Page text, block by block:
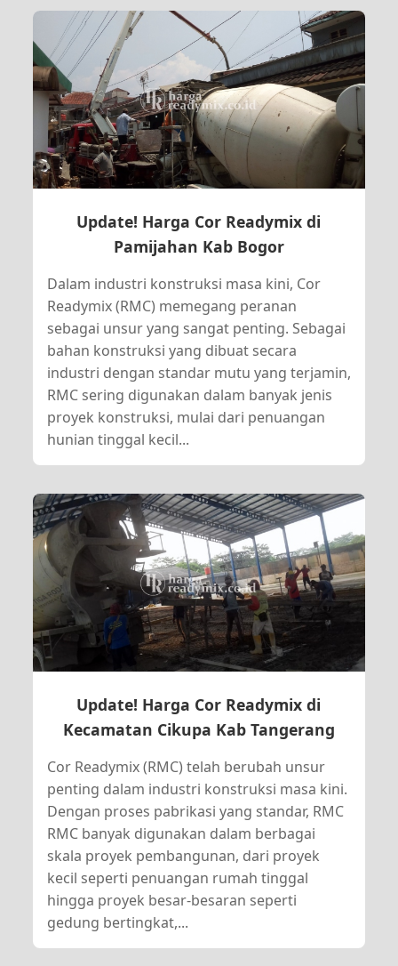
Update! Harga Cor Readymix di
Pamijahan Kab Bogor
Dalam industri konstruksi masa kini, Cor
Readymix (RMC) memegang peranan
sebagai unsur yang sangat penting. Sebagai
bahan konstruksi yang dibuat secara
industri dengan standar mutu yang terjamin,
RMC sering digunakan dalam banyak jenis
proyek konstruksi, mulai dari penuangan
hunian tinggal kecil...
Update! Harga Cor Readymix di
Kecamatan Cikupa Kab Tangerang
Cor Readymix (RMC) telah berubah unsur
penting dalam industri konstruksi masa kini.
Dengan proses pabrikasi yang standar, RMC
RMC banyak digunakan dalam berbagai
skala proyek pembangunan, dari proyek
kecil seperti penuangan rumah tinggal
hingga proyek besar-besaran seperti
gedung bertingkat,...